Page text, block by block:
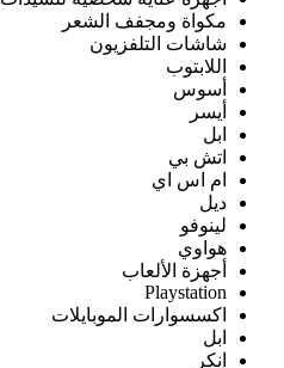
مكواة ومجفف الشعر
شاشات التلفزيون
اللابتوب
أسوس
أيسر
ابل
اتش بي
ام اس اي
ديل
لينوفو
هواوي
أجهزة الألعاب
Playstation
اكسسوارات الموبايلات
ابل
انكر